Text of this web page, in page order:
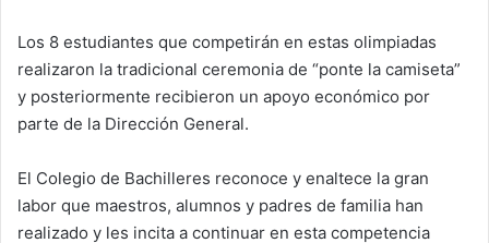
Los 8 estudiantes que competirán en estas olimpiadas
realizaron la tradicional ceremonia de “ponte la camiseta”
y posteriormente recibieron un apoyo económico por
parte de la Dirección General.
El Colegio de Bachilleres reconoce y enaltece la gran
labor que maestros, alumnos y padres de familia han
realizado y les incita a continuar en esta competencia